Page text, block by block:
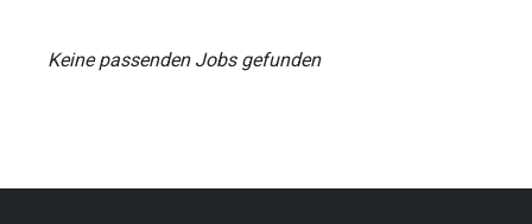
Keine passenden Jobs gefunden